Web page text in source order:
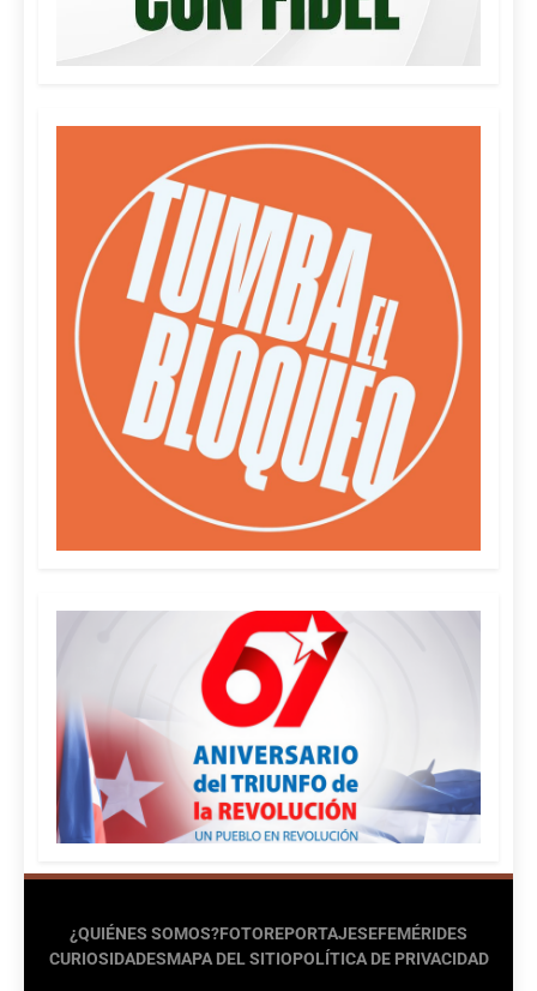
¿QUIÉNES SOMOS?FOTOREPORTAJESEFEMÉRIDES
CURIOSIDADESMAPA DEL SITIOPOLÍTICA DE PRIVACIDAD